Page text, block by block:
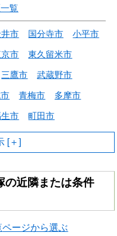
覧
市 国分寺市 小平市
市 東久留米市
三鷹市 武蔵野市
青梅市 多摩市
市 町田市
の近隣または条件
ページから選ぶ